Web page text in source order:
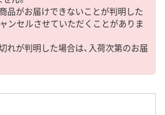
品がお届けできないことが判明した
ンセルさせていただくことがありま
れが判明した場合は、入荷次第のお届